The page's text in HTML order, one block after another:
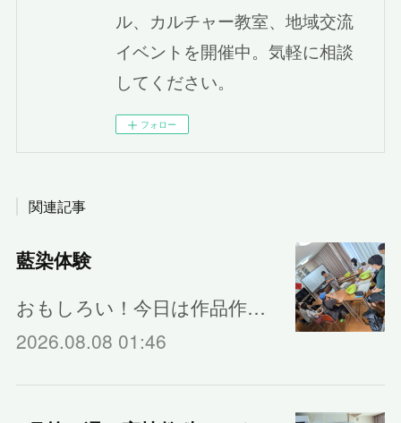
ル、カルチャー教室、地域交流
イベントを開催中。気軽に相談
してください。
フォロー
関連記事
藍染体験
おもしろい！今日は作品作…
2026.08.08 01:46